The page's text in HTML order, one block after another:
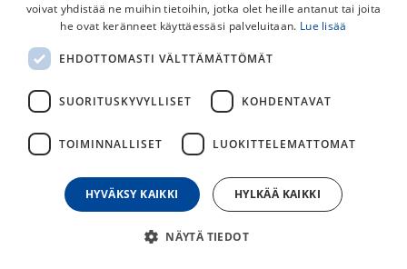
Specialized Creo SL (2020-2022)
Ketjuohjuri
Specialized Creo SL ketjuohjuri. Sopii vm. 2020-2022 pyöriin.
Tuotenumero: S211200002
25,00€
voivat yhdistää ne muihin tietoihin, jotka olet heille antanut tai joita
he ovat keränneet käyttäessäsi palveluitaan. Lue lisää
EHDOTTOMASTI VÄLTTÄMÄTTÖMÄT
SUORITUSKYVYLLISET KOHDENTAVAT
TOIMINNALLISET LUOKITTELEMATTOMAT
HYVÄKSY KAIKKI HYLKÄÄ KAIKKI
NÄYTÄ TIEDOT